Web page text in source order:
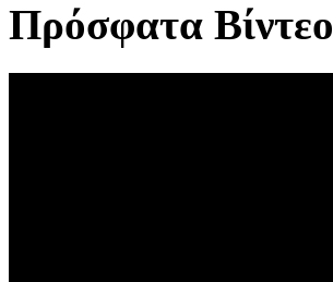
Πρόσφατα Βίντεο